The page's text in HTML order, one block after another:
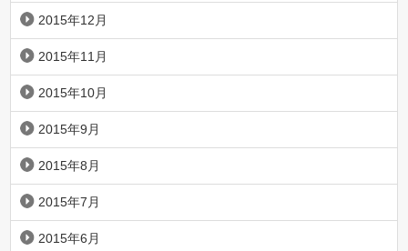
2015年12月
2015年11月
2015年10月
2015年9月
2015年8月
2015年7月
2015年6月